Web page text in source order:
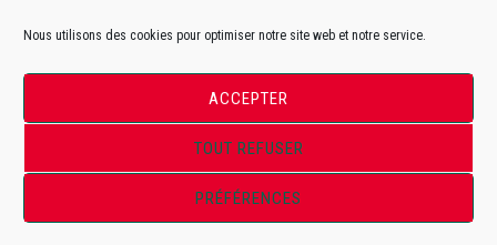
Nous utilisons des cookies pour optimiser notre site web et notre service.
ACCEPTER
TOUT REFUSER
PRÉFÉRENCES
Site Officiel de l'Anglet Hormadi Pays Basque - Synerglace Ligue Magnus
ToffWeb©2018. Tous droits réservés.